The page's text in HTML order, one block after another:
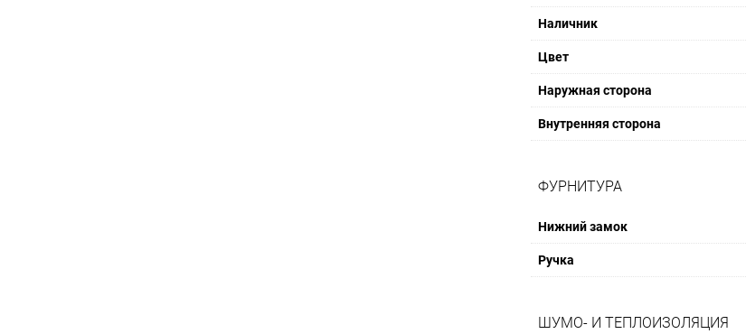
Наличник
Цвет
Наружная сторона
Внутренняя сторона
ФУРНИТУРА
Нижний замок
Ручка
ШУМО- И ТЕПЛОИЗОЛЯЦИЯ